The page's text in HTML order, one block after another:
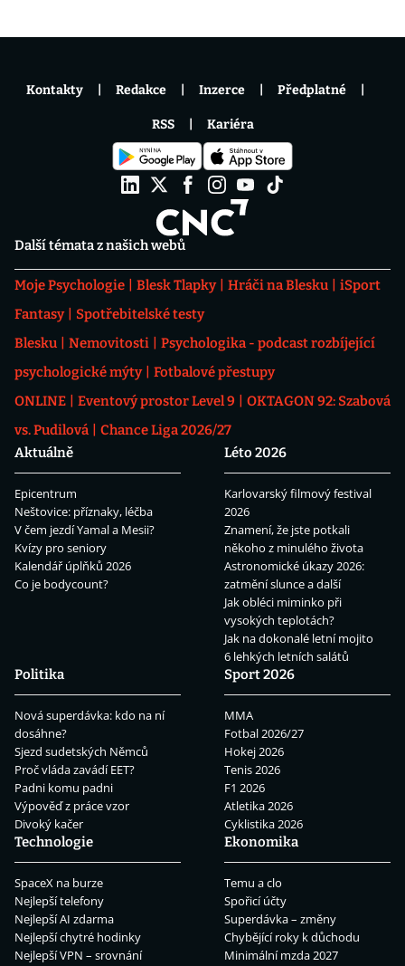
Další témata z našich webů
Moje Psychologie Blesk Tlapky Hráči na Blesku
iSport
Fantasy
Spotřebitelské testy
Blesku
Nemovitosti
Psychologika - podcast rozbíjející
psychologické mýty
Fotbalové přestupy
ONLINE
Eventový prostor Level 9
OKTAGON 92: Szabová
vs. Pudilová
Chance Liga 2026/27
Aktuálně
Epicentrum
Neštovice: příznaky, léčba
V čem jezdí Yamal a Mesii?
Kvízy pro seniory
Kalendář úplňků 2026
Co je bodycount?
Léto 2026
Karlovarský filmový festival
2026
Znamení, že jste potkali
někoho z minulého života
Astronomické úkazy 2026:
zatmění slunce a další
Jak obléci miminko při
vysokých teplotách?
Jak na dokonalé letní mojito
6 lehkých letních salátů
Politika
Nová superdávka: kdo na ní
dosáhne?
Sjezd sudetských Němců
Proč vláda zavádí EET?
Padni komu padni
Výpověď z práce vzor
Divoký kačer
Sport 2026
MMA
Fotbal 2026/27
Hokej 2026
Tenis 2026
F1 2026
Atletika 2026
Cyklistika 2026
Technologie
SpaceX na burze
Nejlepší telefony
Nejlepší AI zdarma
Nejlepší chytré hodinky
Nejlepší VPN – srovnání
Ekonomika
Temu a clo
Spořicí účty
Superdávka – změny
Chybějící roky k důchodu
Minimální mzda 2027
Kontakty Redakce Inzerce Předplatné
RSS Kariéra